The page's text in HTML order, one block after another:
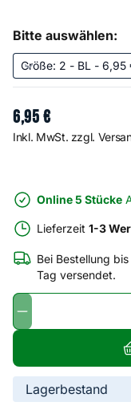
Bitte auswählen:
6,95€
Inkl. MwSt. zzgl.
Online 5 Stücke
Lieferzeit 1-3
Bei Bestellung
Tag versendet.
Lagerbestand